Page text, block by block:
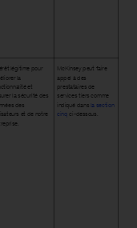
légitime pour
la
et
la sécurité des
des
et de notre
McKinsey peut faire
appel à des
prestataires de
services tiers comme
indiqué dans la section
cinq ci-dessous.